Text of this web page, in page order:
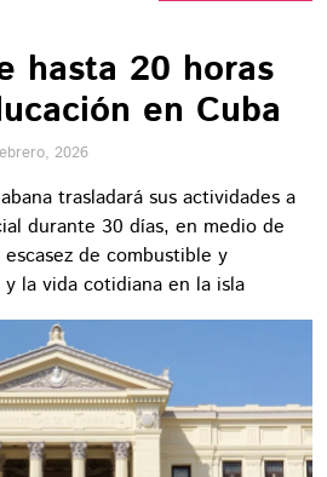
hasta 20 horas
en Cuba
2026
trasladará sus actividades a
durante 30 días, en medio de
de combustible y
la vida cotidiana en la isla